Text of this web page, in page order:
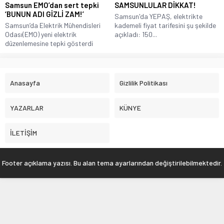
Samsun EMO’dan sert tepki
‘BUNUN ADI GİZLİ ZAM!’
Samsun’da Elektrik Mühendisleri
Odası(EMO) yeni elektrik
düzenlemesine tepki gösterdi
SAMSUNLULAR DİKKAT!
Samsun'da YEPAŞ, elektrikte
kademeli fiyat tarifesini şu şekilde
açıkladı: 150...
Anasayfa Gizlilik Politikası
YAZARLAR KÜNYE
İLETİŞİM
Footer açıklama yazısı. Bu alan tema ayarlarından değiştirilebilmektedir.